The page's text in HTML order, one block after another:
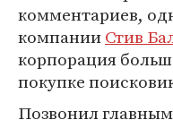
комментариев,
компанииСтив
корпорация
покупке
Позвонил